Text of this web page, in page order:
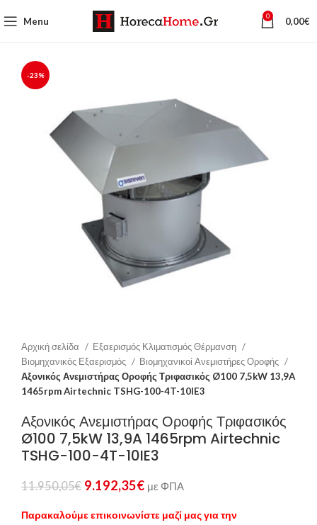
Menu 0 0,00€
-23%
Αρχική σελίδα
Εξαερισμός Κλιματισμός Θέρμανση
Βιομηχανικός Εξαερισμός
Βιομηχανικοί Ανεμιστήρες Οροφής
Αξονικός Ανεμιστήρας Οροφής Τριφασικός Ø100 7,5kW 13,9A
1465rpm Airtechnic TSHG-100-4T-10IE3
Αξονικός Ανεμιστήρας Οροφής Τριφασικός
Ø100 7,5kW 13,9A 1465rpm Airtechnic
TSHG-100-4T-10IE3
11.950,05€ 9.192,35€ με ΦΠΑ
Παρακαλούμε επικοινωνίστε μαζί μας για την